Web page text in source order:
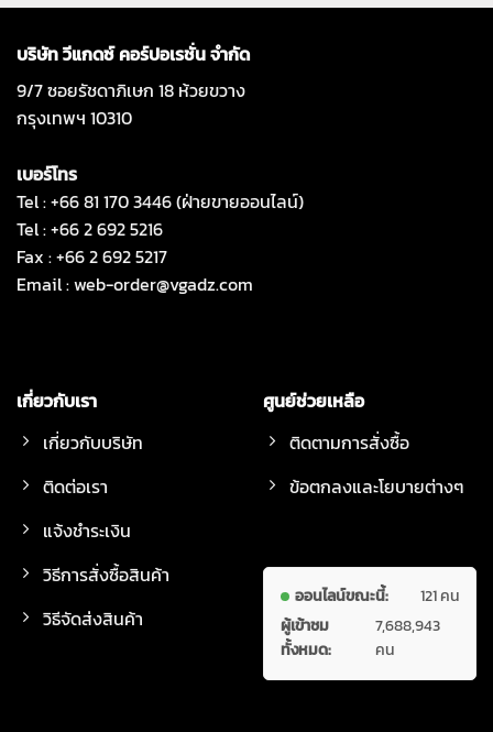
บริษัท วีแกดซ์ คอร์ปอเรชั่น จำกัด
9/7 ซอยรัชดาภิเษก 18 ห้วยขวาง
กรุงเทพฯ 10310
เบอร์โทร
Tel : +66 81 170 3446 (ฝ่ายขายออนไลน์)
Tel : +66 2 692 5216
Fax : +66 2 692 5217
Email :web-order@vgadz.com
เกี่ยวกับเรา
เกี่ยวกับบริษัท
ติดต่อเรา
แจ้งชำระเงิน
วิธีการสั่งซื้อสินค้า
วิธีจัดส่งสินค้า
ศูนย์ช่วยเหลือ
ติดตามการสั่งซื้อ
ข้อตกลงและโยบายต่างๆ
ออนไลน์ขณะนี้:
121 คน
ผู้เข้าชม
ทั้งหมด:
7,688,943
คน